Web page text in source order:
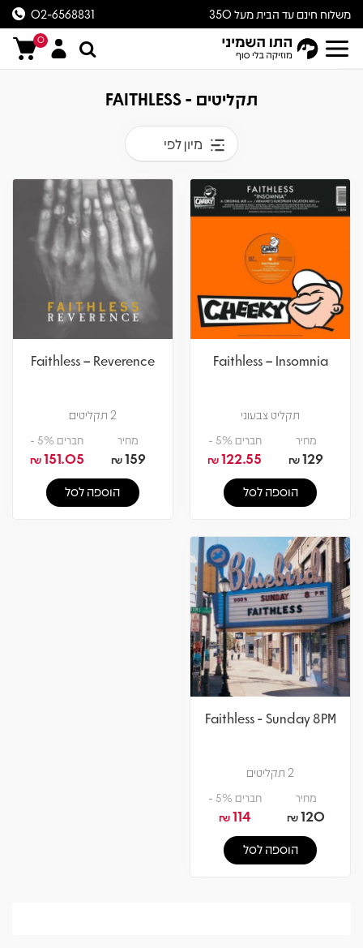
משלוח חינם עד הבית מעל 350
ש״ח
02-6568831
0
תקליטים - FAITHLESS
מיון לפי
Faithless – Insomnia
תקליט צבעוני
מחיר
129
₪
חברים 5% -
122.55
₪
הוספה לסל
Faithless – Reverence
2 תקליטים
מחיר
159
₪
חברים 5% -
151.05
₪
הוספה לסל
Faithless - Sunday 8PM
2 תקליטים
מחיר
120
₪
חברים 5% -
114
₪
הוספה לסל